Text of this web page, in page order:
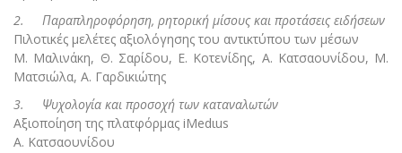
2. Παραπληροφόρηση, ρητορική μίσους και προτάσεις ειδήσεων
Πιλοτικές μελέτες αξιολόγησης του αντικτύπου των μέσων
Μ. Μαλινάκη, Θ. Σαρίδου, Ε. Κοτενίδης, Α. Κατσαουνίδου, Μ.
Ματσιώλα, Α. Γαρδικιώτης
3. Ψυχολογία και προσοχή των καταναλωτών
Αξιοποίηση της πλατφόρμας iMedιus
Α. Κατσαουνίδου